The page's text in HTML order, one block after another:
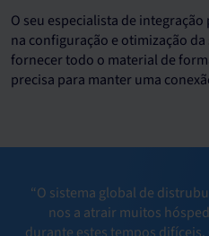
O seu especialista de
na configuração e otimização
fornecer todo o material de
precisa para manter uma
“O sistema global de
nos a atrair muitos